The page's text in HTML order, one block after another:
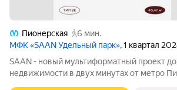
Пионерская
6 мин.
МФК «SAAN Удельный парк», 1 квартал
SAAN - новый мультиформатный проект
недвижимости в двух минутах от метро